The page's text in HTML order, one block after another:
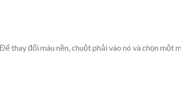
thay đổi màu nền, chuột phải vào nó và chọn một